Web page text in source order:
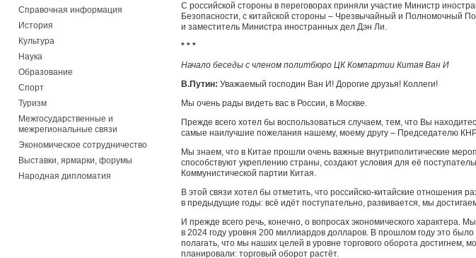
Справочная информация
История
Культура
Наука
Образование
Спорт
Туризм
Межгосударственные и
межрегиональные связи
Экономическое сотрудничество
Выставки, ярмарки, форумы
Народная дипломатия
С российской стороны в переговорах приняли участие Министр
Безопасности, с китайской стороны – Чрезвычайный и Полномочный
и заместитель Министра иностранных дел Дэн Ли.
* * *
Начало беседы с членом политбюро ЦК Компартии Китая Ван И
В.Путин: Уважаемый господин Ван И! Дорогие друзья! Коллеги!
Мы очень рады видеть вас в России, в Москве.
Прежде всего хотел бы воспользоваться случаем, тем, что Вы
самые наилучшие пожелания нашему, моему другу – Председателю
Мы знаем, что в Китае прошли очень важные внутриполитические
способствуют укреплению страны, создают условия для её
Коммунистической партии Китая.
В этой связи хотел бы отметить, что российско-китайские отношения
в предыдущие годы: всё идёт поступательно, развивается, мы
И прежде всего речь, конечно, о вопросах экономического характера.
в 2024 году уровня 200 миллиардов долларов. В прошлом году это
полагать, что мы наших целей в уровне торгового оборота достигнем,
планировали: торговый оборот растёт.